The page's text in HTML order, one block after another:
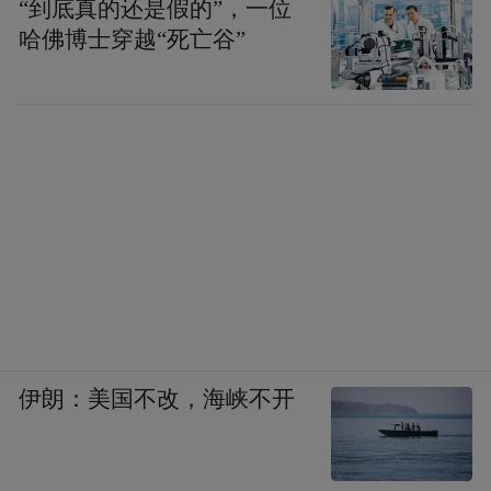
“到底真的还是假的”，一位
哈佛博士穿越“死亡谷”
伊朗：美国不改，海峡不开